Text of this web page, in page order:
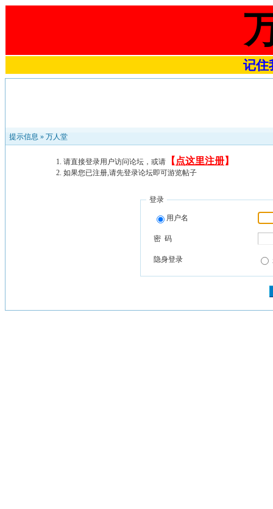
记住
提示信息 » 万人堂
请直接登录用户访问论坛，或请 【 点这里注册】
如果您已注册,请先登录论坛即可游览帖子
登录
用户名
密 码
隐身登录